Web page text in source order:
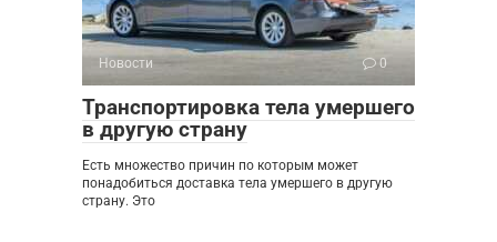
Новости 0
Транспортировка тела умершего
в другую страну
Есть множество причин по которым может
понадобиться доставка тела умершего в другую
страну. Это